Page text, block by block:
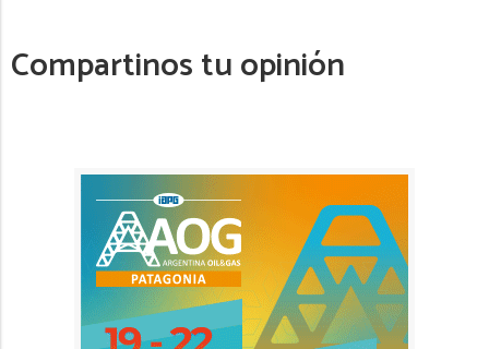
Compartinos tu opinión